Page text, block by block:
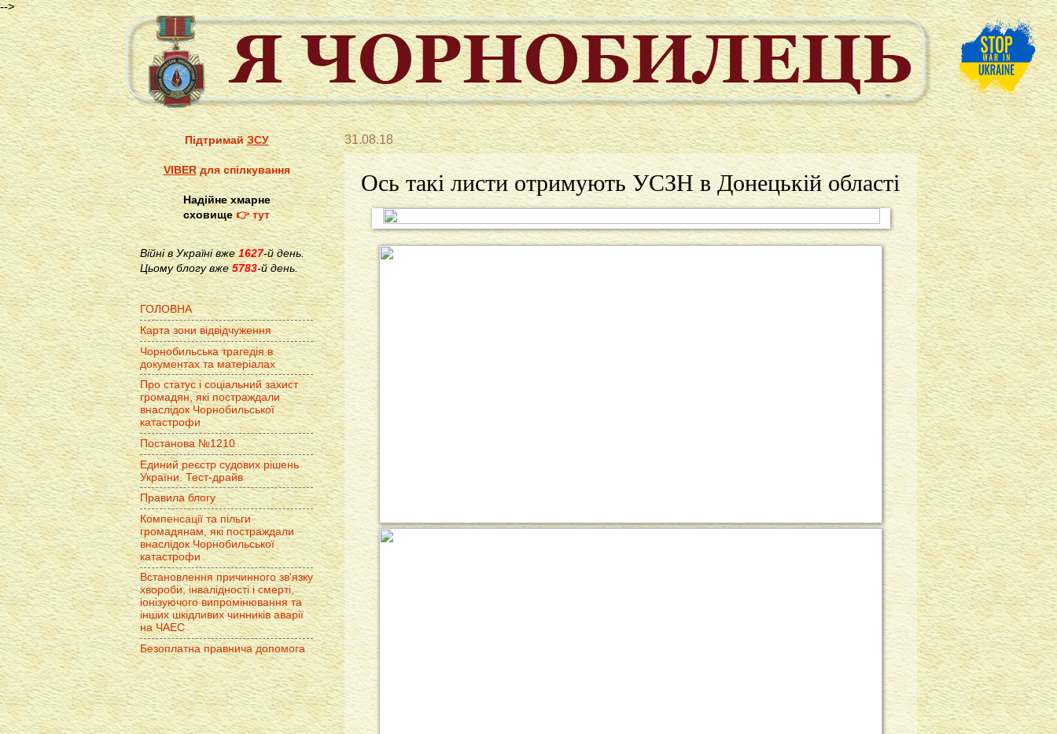
-->
31.08.18
Ось такі листи отримують УСЗН в Донецькій області
ПідтримайЗСУ
VIBERдля спілкування
Надійне хмарне
сховище👉 тут
Війні в Україні вже1627-й день.
Цьому блогу вже 5783-й день.
ГОЛОВНА
Карта зони відвідчуження
Чорнобильська трагедія в
документах та матеріалах
Про статус і соціальний захист
громадян, які постраждали
внаслідок Чорнобильської
катастрофи
Постанова №1210
Единий реєстр судових рішень
України. Тест-драйв
Правила блогу
Компенсації та пільги
громадянам, які постраждали
внаслідок Чорнобильської
катастрофи
Встановлення причинного зв'язку
хвороби, інвалідності і смерті,
іонізуючого випромінювання та
інших шкідливих чинників аварії
на ЧАЕС
Безоплатна правнича допомога